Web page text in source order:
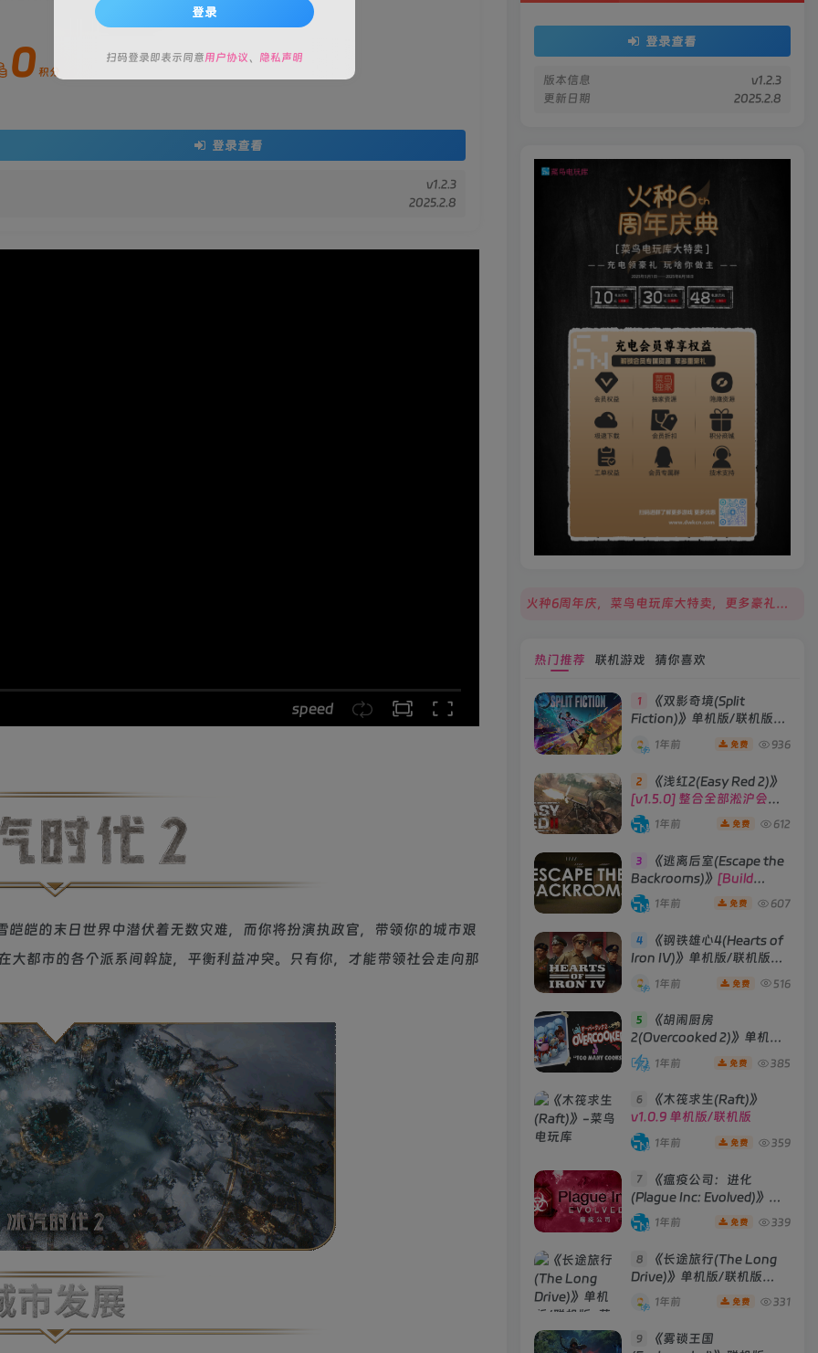
0 积分
登录查看
v1.2.3
2025.2.8
speed
皑的末日世界中潜伏着无数灾难，而你将扮演执政官，带领你的城市艰
都市的各个派系间斡旋，平衡利益冲突。只有你，才能带领社会走向那
登录查看
版本信息
v1.2.3
更新日期
2025.2.8
火种6周年庆，菜鸟电玩库大特卖，更多豪礼等你来领！
热门推荐 联机游戏 猜你喜欢
1
《双影奇境(Split
Fiction)》单机版/联机版
1年前 免费 936
2
《浅红2(Easy Red 2)》
[v1.5.0] 整合全部淞沪会战-
南京保卫战等DLCs
1年前 免费 612
3
《逃离后室(Escape the
Backrooms)》 [Build
28012024]联机版
1年前 免费 607
4
《钢铁雄心4(Hearts of
Iron IV)》单机版/联机版
1年前 免费 516
5
《胡闹厨房
2(Overcooked 2)》单机版/
联机版
Build 01102020 联机版]
1年前 免费 385
6
《木筏求生(Raft)》
v1.0.9 单机版/联机版
1年前 免费 359
7
《瘟疫公司：进化
(Plague Inc: Evolved)》
[v1.19.1.0]
1年前 免费 339
8
《长途旅行(The Long
Drive)》单机版/联机版
1年前 免费 331
9
《雾锁王国
登录
扫码登录即表示同意用户协议、 隐私声明